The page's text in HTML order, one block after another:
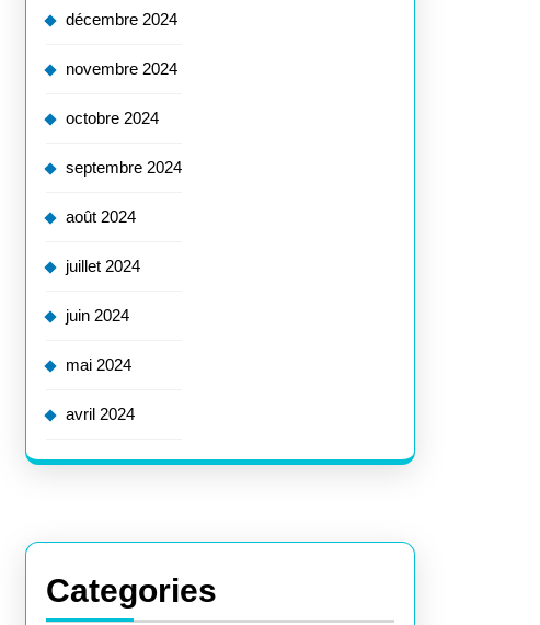
décembre 2024
novembre 2024
octobre 2024
septembre 2024
août 2024
juillet 2024
juin 2024
mai 2024
avril 2024
Categories